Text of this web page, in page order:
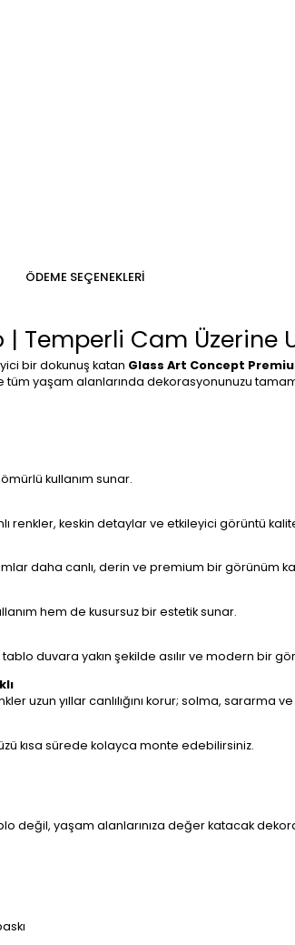
ÖDEME SEÇENEKLERI
Temperli Cam Üzerine
bir dokunuş katan Glass Art Concept
tüm yaşam alanlarında dekorasyonunuzu
kullanım sunar.
renkler, keskin detaylar ve etkileyici görüntü
daha canlı, derin ve premium bir görünüm
hem de kusursuz bir estetik sunar.
duvara yakın şekilde asılır ve modern bir
uzun yıllar canlılığını korur; solma, sararma
kısa sürede kolayca monte edebilirsiniz.
değil, yaşam alanlarınıza değer katacak